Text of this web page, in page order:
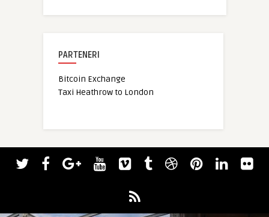
PARTENERI
Bitcoin Exchange
Taxi Heathrow to London